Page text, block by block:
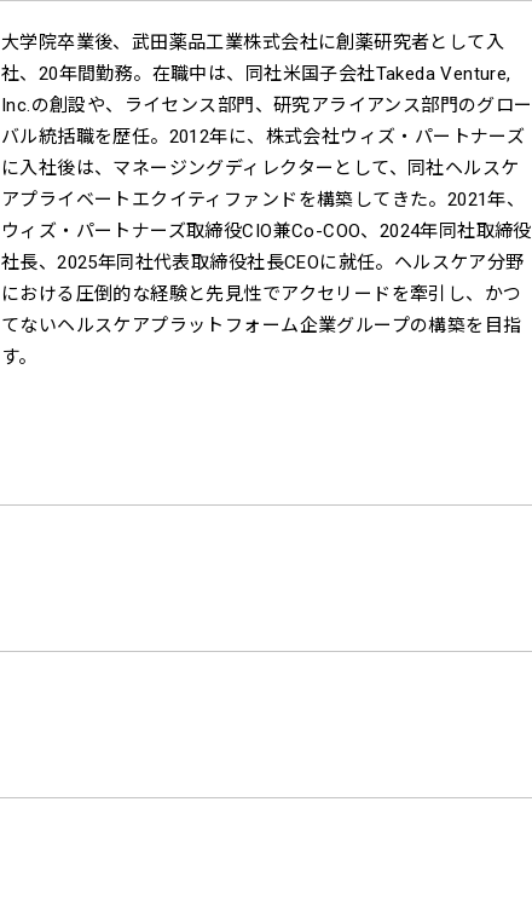
大学院卒業後、武田薬品工業株式会社に創薬研究者として入
社、20年間勤務。在職中は、同社米国子会社Takeda Venture,
Inc.の創設や、ライセンス部門、研究アライアンス部門のグロー
バル統括職を歴任。2012年に、株式会社ウィズ・パートナーズ
に入社後は、マネージングディレクターとして、同社ヘルスケ
アプライベートエクイティファンドを構築してきた。2021年、
ウィズ・パートナーズ取締役CIO兼Co-COO、2024年同社取締役
社長、2025年同社代表取締役社長CEOに就任。ヘルスケア分野
における圧倒的な経験と先見性でアクセリードを牽引し、かつ
てないヘルスケアプラットフォーム企業グループの構築を目指
す。